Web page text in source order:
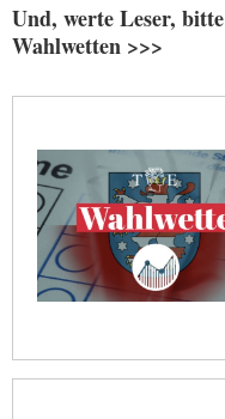
Und, werte Leser,
Wahlwetten >>>